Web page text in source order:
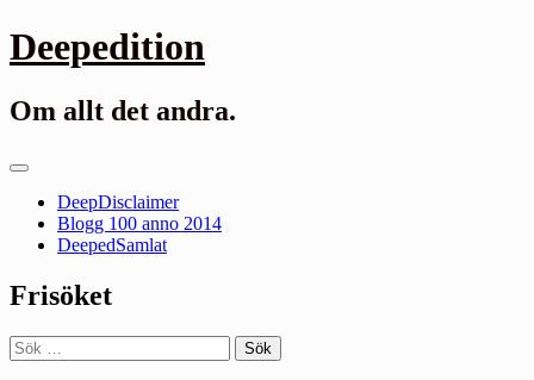
Gå
till
Deepedition
Om allt det andra.
Primär
DeepDisclaimer
Blogg 100 anno 2014
DeepedSamlat
Frisöket
Sök
efter: